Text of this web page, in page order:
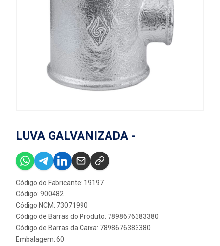
LUVA GALVANIZADA -
Código do Fabricante: 19197
Código: 900482
Código NCM: 73071990
Código de Barras do Produto: 7898676383380
Código de Barras da Caixa: 7898676383380
Embalagem: 60